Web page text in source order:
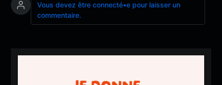
Vous devez être connecté•e pour laisser un
commentaire.